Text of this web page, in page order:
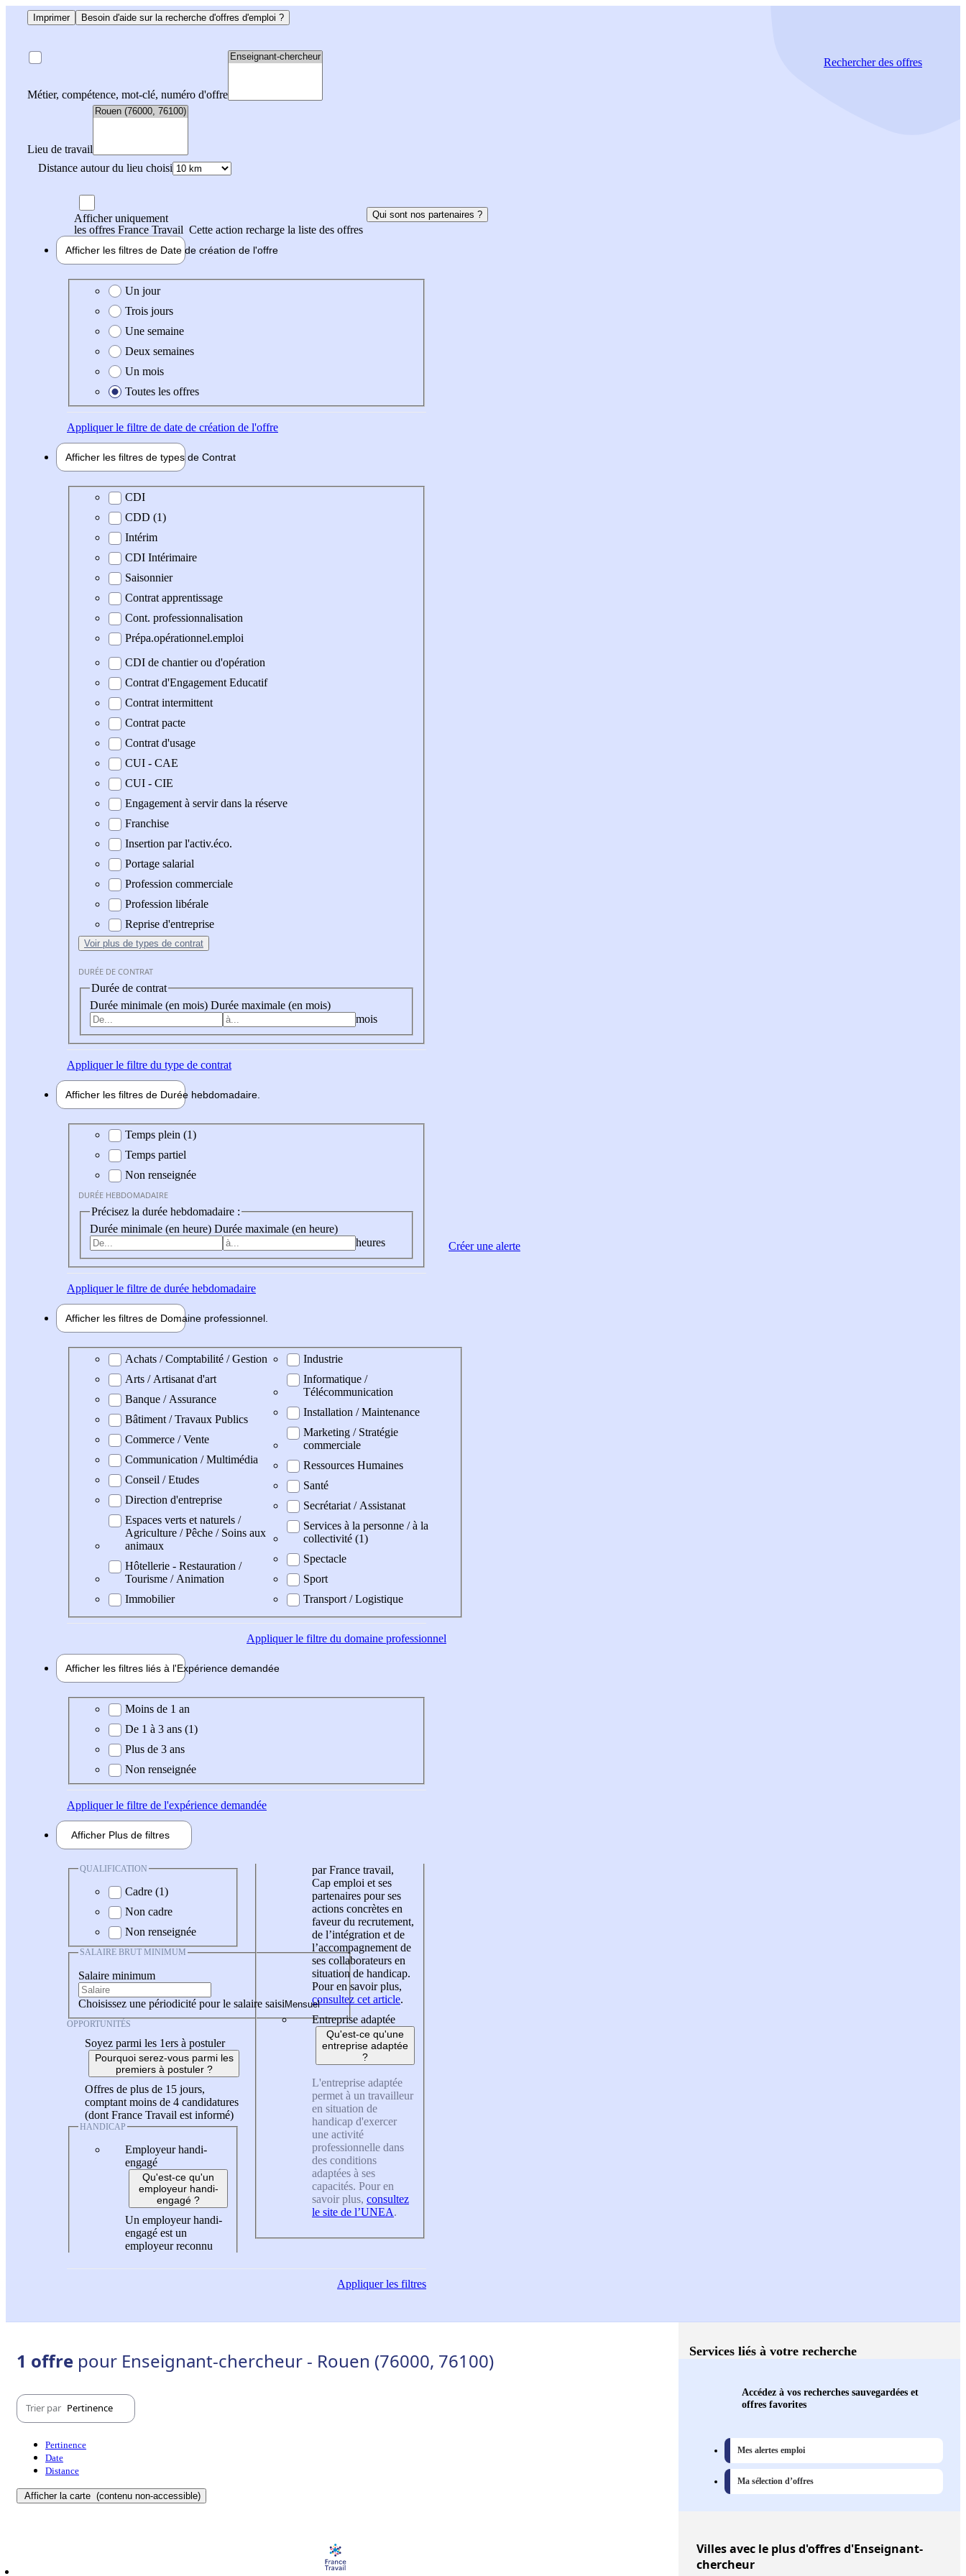
Imprimer Besoin d'aide sur la recherche d'offres d'emploi ?
Métier, compétence, mot-clé, numéro d'offre
Lieu de travail
Distance autour du lieu choisi
Rechercherdes offres
Afficher uniquement
les offres France Travail Cette action recharge la liste des offres
Qui sont nos partenaires ?
Afficher les filtres de Date de création de l'offre
Date de création de l'offre
Un jour
Trois jours
Une semaine
Deux semaines
Un mois
Toutes les offres
Appliquerle filtre de date de création de l'offre
Afficher les filtres de types de Contrat
Type de contrat
CDI
CDD (1)
Intérim
CDI Intérimaire
Saisonnier
Contrat apprentissage
Cont. professionnalisation
Prépa.opérationnel.emploi
CDI de chantier ou d'opération
Contrat d'Engagement Educatif
Contrat intermittent
Contrat pacte
Contrat d'usage
CUI - CAE
CUI - CIE
Engagement à servir dans la réserve
Franchise
Insertion par l'activ.éco.
Portage salarial
Profession commerciale
Profession libérale
Reprise d'entreprise
Voir plus de types de contrat
DURÉE DE CONTRAT
Durée de contrat
Durée minimale (en mois) Durée maximale (en mois)
mois
Appliquerle filtre du type de contrat
Afficher les filtres de Durée hebdomadaire
Durée hebdomadaire
Temps plein (1)
Temps partiel
Non renseignée
DURÉE HEBDOMADAIRE
Précisez la durée hebdomadaire :
Durée minimale (en heure) Durée maximale (en heure)
heures
Appliquerle filtre de durée hebdomadaire
Afficher les filtres de Domaine professionnel
Domaine professionel
Achats / Comptabilité / Gestion
Arts / Artisanat d'art
Banque / Assurance
Bâtiment / Travaux Publics
Commerce / Vente
Communication / Multimédia
Conseil / Etudes
Direction d'entreprise
Espaces verts et naturels /
Agriculture / Pêche / Soins aux
animaux
Hôtellerie - Restauration /
Tourisme / Animation
Immobilier
Industrie
Informatique /
Télécommunication
Installation / Maintenance
Marketing / Stratégie
commerciale
Ressources Humaines
Santé
Secrétariat / Assistanat
Services à la personne / à la
collectivité (1)
Spectacle
Sport
Transport / Logistique
Appliquerle filtre du domaine professionnel
Afficher les filtres liés à l'Expérience demandée
Expérience demandée
Moins de 1 an
De 1 à 3 ans (1)
Plus de 3 ans
Non renseignée
Appliquerle filtre de l'expérience demandée
Afficher Plus de filtres
QUALIFICATION
Cadre (1)
Non cadre
Non renseignée
SALAIRE BRUT MINIMUM
Salaire minimum
Choisissez une périodicité pour le salaire saisi
OPPORTUNITÉS
Soyez parmi les 1ers à postuler
Pourquoi serez-vous parmi les
premiers à postuler ?
Offres de plus de 15 jours,
comptant moins de 4 candidatures
(dont France Travail est informé)
HANDICAP
Employeur handi-
engagé
Qu'est-ce qu'un
employeur handi-
engagé ?
Un employeur handi-
engagé est un
employeur reconnu
par France travail,
Cap emploi et ses
partenaires pour ses
actions concrètes en
faveur du recrutement,
de l’intégration et de
l’accompagnement de
ses collaborateurs en
situation de handicap.
Pour en savoir plus,
consultez cet article.
Entreprise adaptée
Qu'est-ce qu'une
entreprise adaptée
?
L'entreprise adaptée
permet à un travailleur
en situation de
handicap d'exercer
une activité
professionnelle dans
des conditions
adaptées à ses
capacités. Pour en
savoir plus, consultez
le site de l’UNEA.
Appliquerles filtres
Créer une alerte
1 offre pour Enseignant-chercheur - Rouen (76000, 76100)
Trier par Pertinence
Pertinence
Date
Distance
Afficher la carte (contenu non-accessible)
Services liés à votre recherche
Accédez à vos recherches sauvegardées et
offres favorites
Mes alertes emploi
Ma sélection d’offres
Villesavec le plus d'offres d'Enseignant-
chercheur